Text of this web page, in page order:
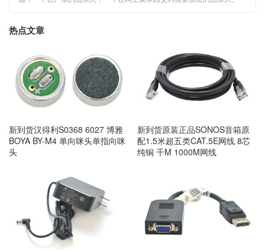
热点文章
新到货汉得利S0368 6027 博雅
BOYA BY-M4 单向咪头单指向咪
头
新到货原装正品SONOS音箱原
配1.5米超五类CAT.5E网线 8芯
纯铜 千M 1000M网线